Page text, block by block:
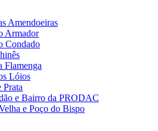
Amendoeiras
Armador
Condado
Flamenga
Lóios
Prata
e Bairro da PRODAC
e Poço do Bispo